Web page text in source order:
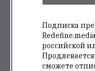
Подписка
российской
сможете